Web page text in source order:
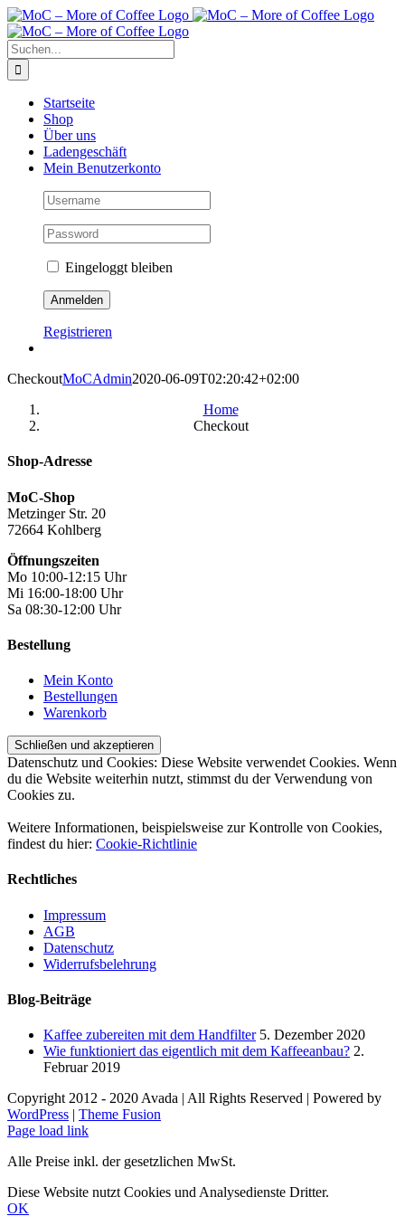
Zum
Inhalt
springen
Suche
nach:
Startseite
Shop
Über uns
Ladengeschäft
Mein Benutzerkonto
Eingeloggt bleiben
Registrieren
CheckoutMoCAdmin2020-06-09T02:20:42+02:00
Home
Checkout
Shop-Adresse
MoC-Shop
Metzinger Str. 20
72664 Kohlberg
Öffnungszeiten
Mo 10:00-12:15 Uhr
Mi 16:00-18:00 Uhr
Sa 08:30-12:00 Uhr
Bestellung
Mein Konto
Bestellungen
Warenkorb
Datenschutz und Cookies: Diese Website verwendet Cookies. Wenn
du die Website weiterhin nutzt, stimmst du der Verwendung von
Cookies zu.
Weitere Informationen, beispielsweise zur Kontrolle von Cookies,
findest du hier: Cookie-Richtlinie
Rechtliches
Impressum
AGB
Datenschutz
Widerrufsbelehrung
Blog-Beiträge
Kaffee zubereiten mit dem Handfilter 5. Dezember 2020
Wie funktioniert das eigentlich mit dem Kaffeeanbau? 2.
Februar 2019
Copyright 2012 - 2020 Avada | All Rights Reserved | Powered by
WordPress | Theme Fusion
Facebook
Instagram
E-
Page load link
Alle Preise inkl. der gesetzlichen MwSt.
Diese Website nutzt Cookies und Analysedienste Dritter.
OK